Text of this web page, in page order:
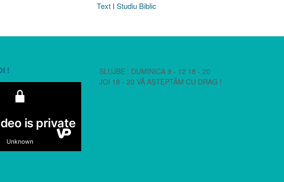
Text I Studiu Biblic
!
SLUJBE : DUMINICA 9 - 12 18 - 20
JOI 18 - 20 VĂ AȘTEPTĂM CU DRAG !